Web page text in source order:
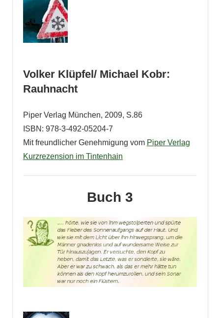
Volker Klüpfel/ Michael Kobr:
Rauhnacht
Piper Verlag München, 2009, S.86
ISBN: 978-3-492-05204-7
Mit freundlicher Genehmigung vom Piper Verlag
Kurzrezension im Tintenhain
Buch 3